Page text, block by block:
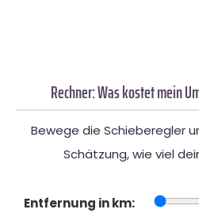
Rechner: Was kostet mein
Bewege die Schieberegler
Schätzung, wie viel
Entfernung in km: